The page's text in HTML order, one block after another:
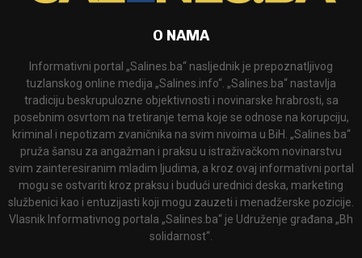
O NAMA
Informativni portal „Salines.ba“ nasljednik je prepoznatljivog
tuzlanskog online medija „Salines.info“. „Salines.ba“ nastavlja
tradiciju beskrupulozne objektivnosti i novinarske hrabrosti, sa
posebnim osvrtom na tretiranje tema koje se odnose na korupciju,
kriminal i nepotizam zvaničnika na svim nivoima u BiH. „Salines.ba“
pruža šansu za angažman i praksu u istraživačkom novinarstvu
svim zainteresiranim mladim ljudima, a kroz ovaj informativni portal
mogu se ostvariti kroz praksu i budući urednici deska, marketing
službenici kao i entuzijasti koji mogu zauzeti i menadžerske pozicije.
Vlasnik Informativnog portala „Salines.ba“ je Udruženje građana „Bh
solidarnost“.